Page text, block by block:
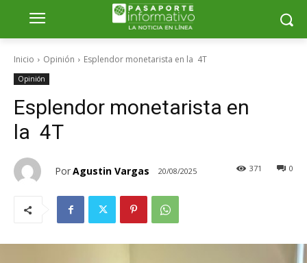
Inicio Opinión Esplendor monetarista en la 4T
Opinión
Esplendor monetarista en
la 4T
PorAgustin Vargas 20/08/2025 0
371